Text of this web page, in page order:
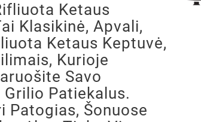
Ketaus
Klasikinė, Apvali,
Ketaus Keptuvė,
Kurioje
Savo
Patiekalus.
Patogias, Šonuose